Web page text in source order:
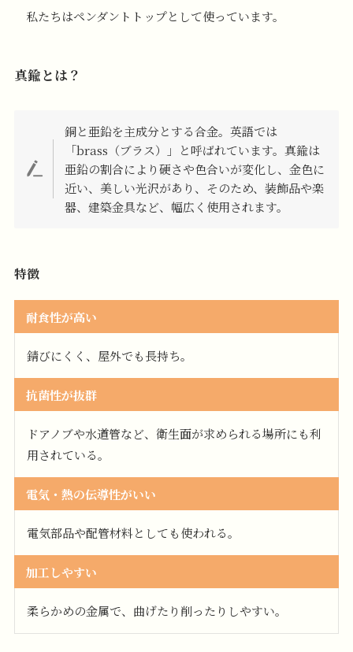
私たちはペンダントトップとして使っています。
真鍮とは？
銅と亜鉛を主成分とする合金。英語では
「brass（ブラス）」と呼ばれています。真鍮は
亜鉛の割合により硬さや色合いが変化し、金色に
近い、美しい光沢があり、そのため、装飾品や楽
器、建築金具など、幅広く使用されます。
特徴
耐食性が高い
錆びにくく、屋外でも長持ち。
抗菌性が抜群
ドアノブや水道管など、衛生面が求められる場所にも利
用されている。
電気・熱の伝導性がいい
電気部品や配管材料としても使われる。
加工しやすい
柔らかめの金属で、曲げたり削ったりしやすい。